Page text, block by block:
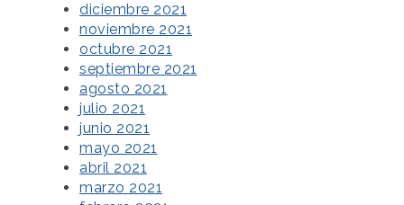
diciembre 2021
noviembre 2021
octubre 2021
septiembre 2021
agosto 2021
julio 2021
junio 2021
mayo 2021
abril 2021
marzo 2021